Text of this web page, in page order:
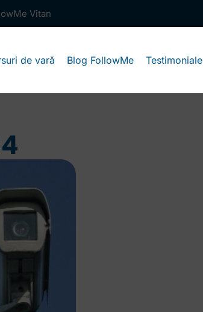
Vitan
de vară Blog FollowMe Testimoniale